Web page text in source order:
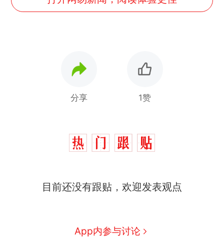
分享 1赞
目前还没有跟贴，欢迎发表观点
App内参与讨论
热
那个在床头放菜刀的女孩，
么？
协会回应
男子上山采菌偶然发现鸡枞菌